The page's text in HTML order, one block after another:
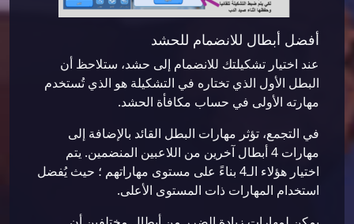
أفضل أبطال للانضمام للحشد
عند اختيار تشكيلتك للانضمام إلى حشد، ستلاحظ أن
البطل الأول الذي تختاره في التشكيلة هو الذي تُستخدم
مهارته الأولى في حساب مكافأة الحشد.
في التجمع، تؤثر مهارات البطل القائد بالإضافة إلى
مهارات 4 أبطال آخرين من اللاعبين المنضمين. يتم
اختيار هؤلاء الـ4 بناءً على مستوى مهاراتهم ؛ حيث يُفضل
استخدام المهارات ذات المستوى الأعلى.